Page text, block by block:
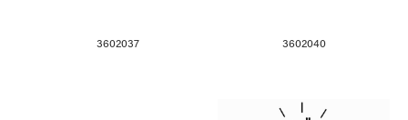
3602037 3602040